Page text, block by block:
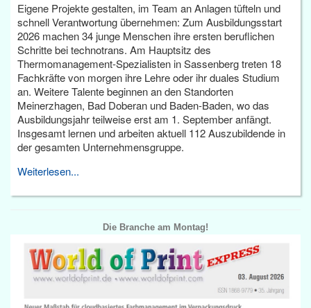
Eigene Projekte gestalten, im Team an Anlagen tüfteln und
schnell Verantwortung übernehmen: Zum Ausbildungsstart
2026 machen 34 junge Menschen ihre ersten beruflichen
Schritte bei technotrans. Am Hauptsitz des
Thermomanagement-Spezialisten in Sassenberg treten 18
Fachkräfte von morgen ihre Lehre oder ihr duales Studium
an. Weitere Talente beginnen an den Standorten
Meinerzhagen, Bad Doberan und Baden-Baden, wo das
Ausbildungsjahr teilweise erst am 1. September anfängt.
Insgesamt lernen und arbeiten aktuell 112 Auszubildende in
der gesamten Unternehmensgruppe.
Weiterlesen...
Die Branche am Montag!